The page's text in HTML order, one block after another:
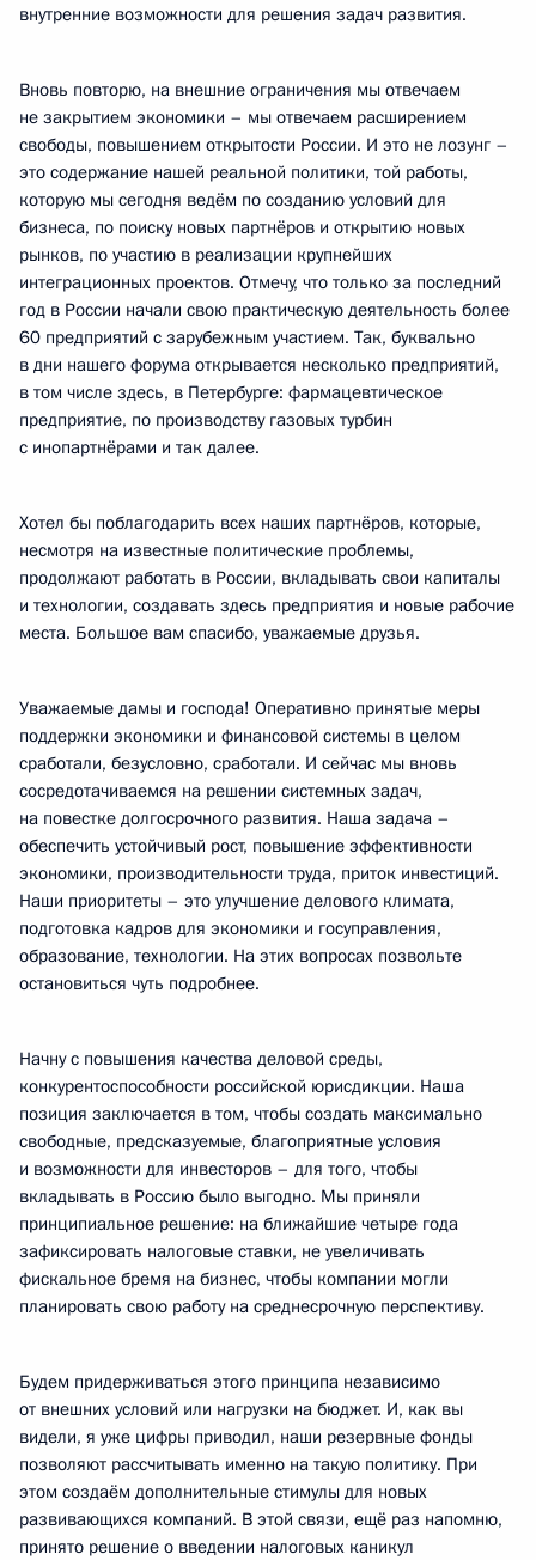
внутренние возможности для решения задач развития.
Вновь повторю, на внешние ограничения мы отвечаем
не закрытием экономики – мы отвечаем расширением
свободы, повышением открытости России. И это не лозунг –
это содержание нашей реальной политики, той работы,
которую мы сегодня ведём по созданию условий для
бизнеса, по поиску новых партнёров и открытию новых
рынков, по участию в реализации крупнейших
интеграционных проектов. Отмечу, что только за последний
год в России начали свою практическую деятельность более
60 предприятий с зарубежным участием. Так, буквально
в дни нашего форума открывается несколько предприятий,
в том числе здесь, в Петербурге: фармацевтическое
предприятие, по производству газовых турбин
с инопартнёрами и так далее.
Хотел бы поблагодарить всех наших партнёров, которые,
несмотря на известные политические проблемы,
продолжают работать в России, вкладывать свои капиталы
и технологии, создавать здесь предприятия и новые рабочие
места. Большое вам спасибо, уважаемые друзья.
Уважаемые дамы и господа! Оперативно принятые меры
поддержки экономики и финансовой системы в целом
сработали, безусловно, сработали. И сейчас мы вновь
сосредотачиваемся на решении системных задач,
на повестке долгосрочного развития. Наша задача –
обеспечить устойчивый рост, повышение эффективности
экономики, производительности труда, приток инвестиций.
Наши приоритеты – это улучшение делового климата,
подготовка кадров для экономики и госуправления,
образование, технологии. На этих вопросах позвольте
остановиться чуть подробнее.
Начну с повышения качества деловой среды,
конкурентоспособности российской юрисдикции. Наша
позиция заключается в том, чтобы создать максимально
свободные, предсказуемые, благоприятные условия
и возможности для инвесторов – для того, чтобы
вкладывать в Россию было выгодно. Мы приняли
принципиальное решение: на ближайшие четыре года
зафиксировать налоговые ставки, не увеличивать
фискальное бремя на бизнес, чтобы компании могли
планировать свою работу на среднесрочную перспективу.
Будем придерживаться этого принципа независимо
от внешних условий или нагрузки на бюджет. И, как вы
видели, я уже цифры приводил, наши резервные фонды
позволяют рассчитывать именно на такую политику. При
этом создаём дополнительные стимулы для новых
развивающихся компаний. В этой связи, ещё раз напомню,
принято решение о введении налоговых каникул